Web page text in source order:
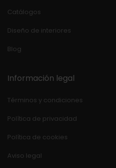
Catálogos
Diseño de interiores
Blog
Información legal
Términos y condiciones
Política de privacidad
Política de cookies
Aviso legal